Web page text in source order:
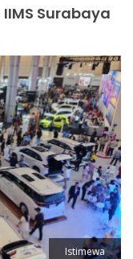
Surabaya
Istimewa